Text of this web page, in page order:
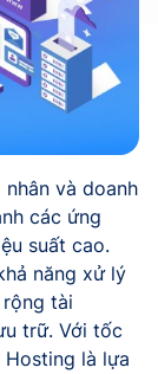
và doanh
các ứng
suất cao.
năng xử lý
tài
trữ. Với tốc
là lựa